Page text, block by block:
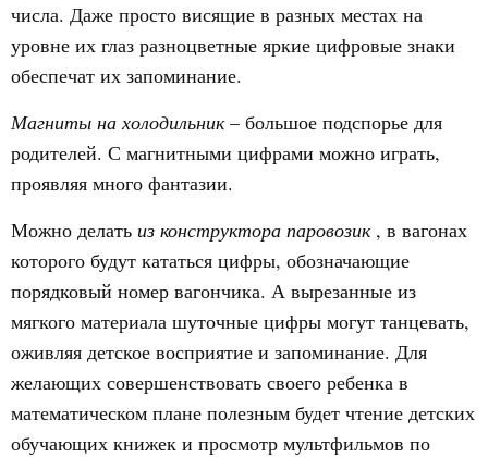
числа. Даже просто висящие в разных местах на
уровне их глаз разноцветные яркие цифровые знаки
обеспечат их запоминание.
Магниты на холодильник– большое подспорье для
родителей. С магнитными цифрами можно играть,
проявляя много фантазии.
Можно делать из конструктора паровозик , в вагонах
которого будут кататься цифры, обозначающие
порядковый номер вагончика. А вырезанные из
мягкого материала шуточные цифры могут танцевать,
оживляя детское восприятие и запоминание. Для
желающих совершенствовать своего ребенка в
математическом плане полезным будет чтение детских
обучающих книжек и просмотр мультфильмов по